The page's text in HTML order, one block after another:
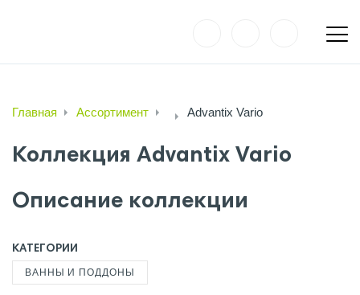
Главная Ассортимент Advantix Vario
Коллекция Advantix Vario
Описание коллекции
КАТЕГОРИИ
ВАННЫ И ПОДДОНЫ